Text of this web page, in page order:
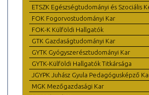
ETSZK Egészségtudományi és Szociális
FOK Fogorvostudományi Kar
FOK-K Külföldi Hallgatók
GTK Gazdaságtudományi Kar
GYTK Gyógyszerésztudományi Kar
GYTK-Külföldi Hallgatók Titkársága
JGYPK Juhász Gyula Pedagógusképző
MGK Mezőgazdasági Kar